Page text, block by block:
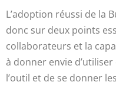
L’adoption réussi de la
donc sur deux points
collaborateurs et la
à donner envie
l’outil et de se donner